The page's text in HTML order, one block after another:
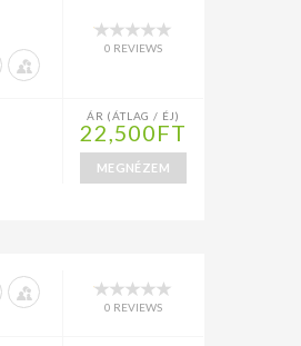
0 REVIEWS
ÁR (ÁTLAG / ÉJ)
22,500FT
MEGNÉZEM
0 REVIEWS